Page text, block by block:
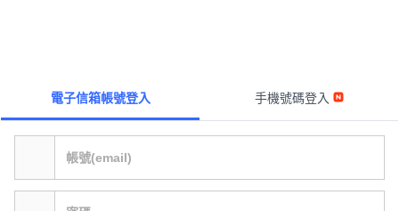
電子信箱帳號登入 手機號碼登入